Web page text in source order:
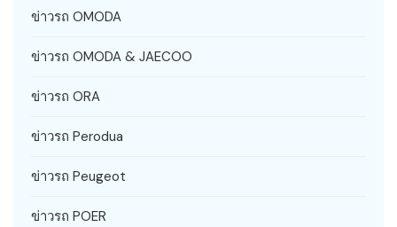
ข่าวรถ OMODA
ข่าวรถ OMODA & JAECOO
ข่าวรถ ORA
ข่าวรถ Perodua
ข่าวรถ Peugeot
ข่าวรถ POER